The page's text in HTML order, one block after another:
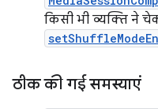
किसी भी व्यक्ति ने
ठीक की गई समस्याएं